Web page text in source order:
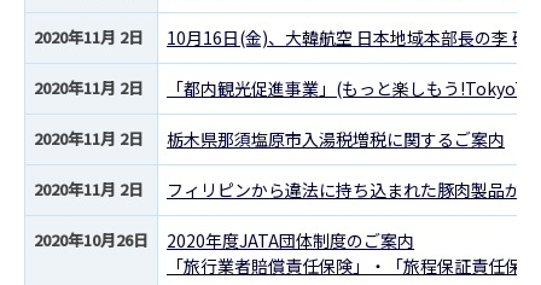
2020年11月 2日 10月16日(金)、大韓航空 日本地域本部長の李 碩
2020年11月 2日 「都内観光促進事業」(もっと楽しもう
2020年11月 2日 栃木県那須塩原市入湯税増税に関するご案内
2020年11月 2日 フィリピンから違法に持ち込まれた豚肉製品か
2020年10月26日
2020年度JATA団体制度のご案内
「旅行業者賠償責任保険」・「旅程保証責任保